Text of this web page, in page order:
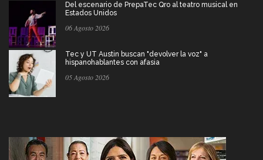
Del escenario de PrepaTec Qro al teatro musical en
Estados Unidos
06 Agosto 2026
Tec y UT Austin buscan "devolver la voz" a
hispanohablantes con afasia
05 Agosto 2026